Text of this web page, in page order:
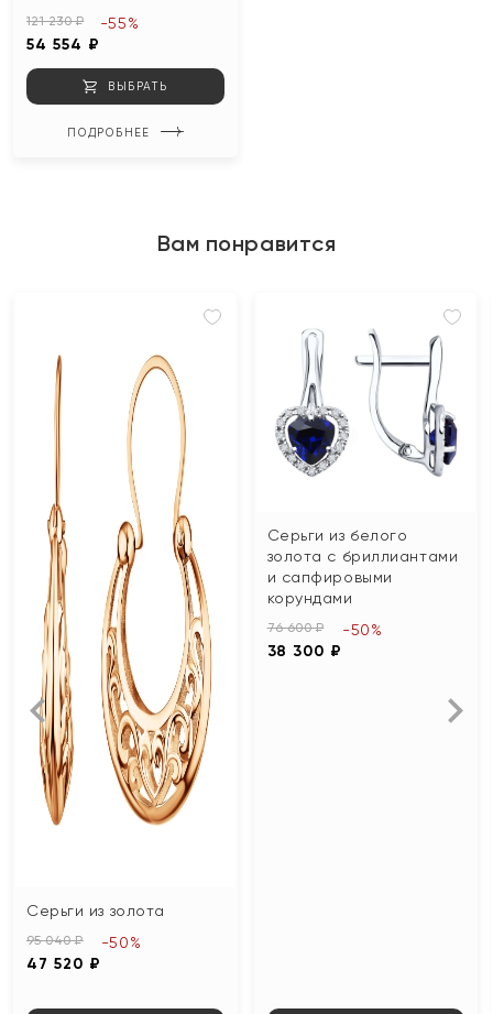
121 230 ₽
54 554 ₽
-55%
ВЫБРАТЬ
ПОДРОБНЕЕ
Вам понравится
Серьги из золота
95 040 ₽
47 520 ₽
-50%
Серьги из белого
золота с бриллиантами
и сапфировыми
корундами
76 600 ₽
38 300 ₽
-50%